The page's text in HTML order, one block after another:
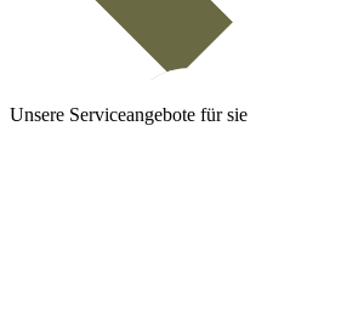
Unsere Serviceangebote für sie